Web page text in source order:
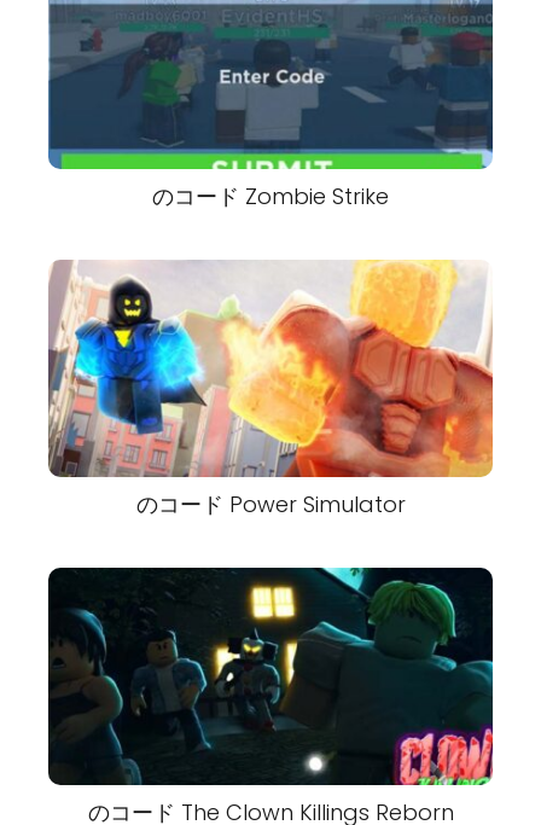
のコード Zombie Strike
のコード Power Simulator
のコード The Clown Killings Reborn